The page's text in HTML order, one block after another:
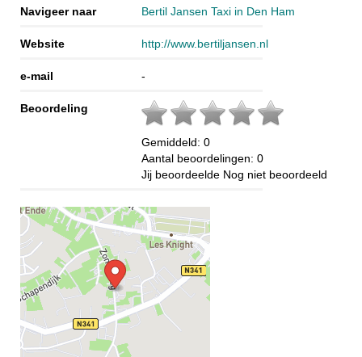
Navigeer naar Bertil Jansen Taxi in Den Ham
Website http://www.bertiljansen.nl
e-mail -
Beoordeling
Gemiddeld: 0
Aantal beoordelingen: 0
Jij beoordeelde Nog niet beoordeeld